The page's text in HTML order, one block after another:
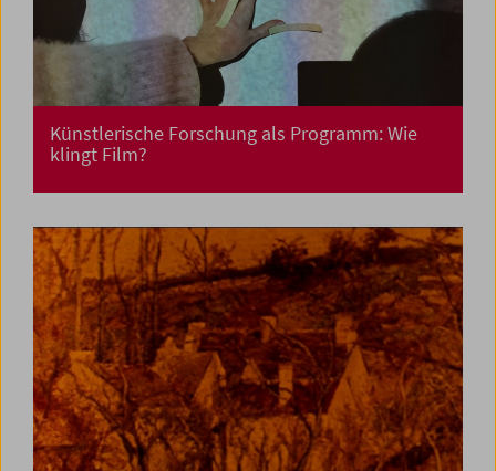
Künstlerische Forschung als Programm: Wie
klingt Film?